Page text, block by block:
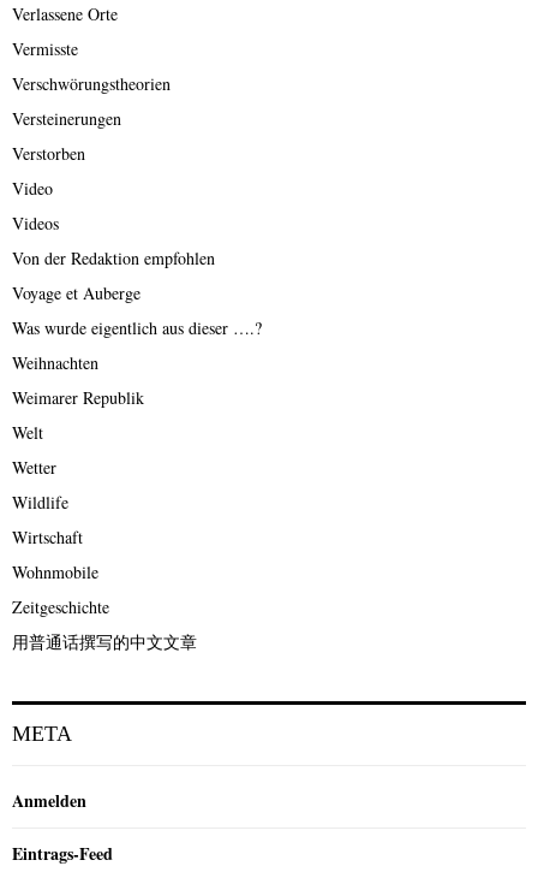
Verlassene Orte
Vermisste
Verschwörungstheorien
Versteinerungen
Verstorben
Video
Videos
Von der Redaktion empfohlen
Voyage et Auberge
Was wurde eigentlich aus dieser ….?
Weihnachten
Weimarer Republik
Welt
Wetter
Wildlife
Wirtschaft
Wohnmobile
Zeitgeschichte
用普通话撰写的中文文章
META
Anmelden
Eintrags-Feed